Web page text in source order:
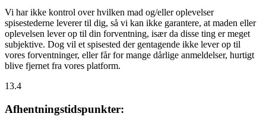
Vi har ikke kontrol over hvilken mad og/eller oplevelser
spisestederne leverer til dig, så vi kan ikke garantere, at maden eller
oplevelsen lever op til din forventning, især da disse ting er meget
subjektive. Dog vil et spisested der gentagende ikke lever op til
vores forventninger, eller får for mange dårlige anmeldelser, hurtigt
blive fjernet fra vores platform.
13.4
Afhentningstidspunkter: